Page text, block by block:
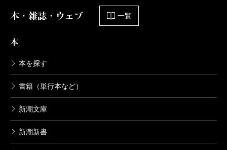
本・雑誌・ウェブ 一覧
本
本を探す
書籍（単行本など）
新潮文庫
新潮新書